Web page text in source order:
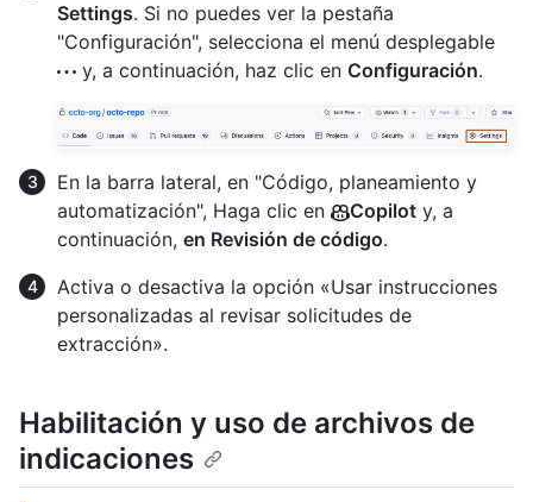
Settings. Si no puedes ver la pestaña
"Configuración", selecciona el menú desplegable
y, a continuación, haz clic en Configuración.
En la barra lateral, en "Código, planeamiento y
automatización", Haga clic en
Copilot y, a
continuación, en Revisión de código.
Activa o desactiva la opción «Usar instrucciones
personalizadas al revisar solicitudes de
extracción».
Habilitación y uso de archivos de
indicaciones